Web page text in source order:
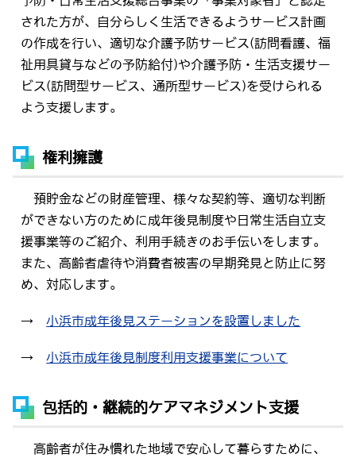
された方が、自分らしく生活できるようサービス計画
の作成を行い、適切な介護予防サービス(訪問看護、福
祉用具貸与などの予防給付)や介護予防・生活支援サー
ビス(訪問型サービス、通所型サービス)を受けられる
よう支援します。
権利擁護
預貯金などの財産管理、様々な契約等、適切な判断
ができない方のために成年後見制度や日常生活自立支
援事業等のご紹介、利用手続きのお手伝いをします。
また、高齢者虐待や消費者被害の早期発見と防止に努
め、対応します。
→小浜市成年後見ステーションを設置しました
→小浜市成年後見制度利用支援事業について
包括的・継続的ケアマネジメント支援
高齢者が住み慣れた地域で安心して暮らすために、